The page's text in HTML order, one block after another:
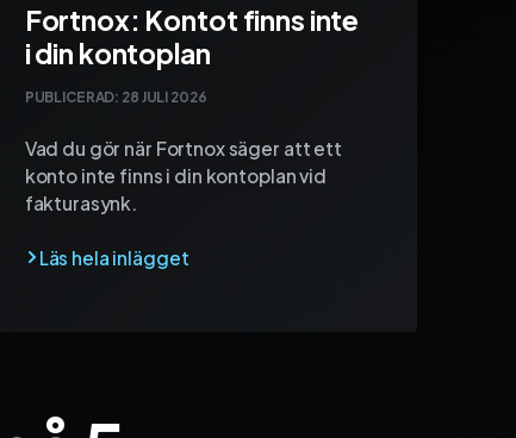
Fortnox: Kontot finns inte
i din kontoplan
PUBLICERAD: 28 JULI 2026
Vad du gör när Fortnox säger att ett
konto inte finns i din kontoplan vid
fakturasynk.